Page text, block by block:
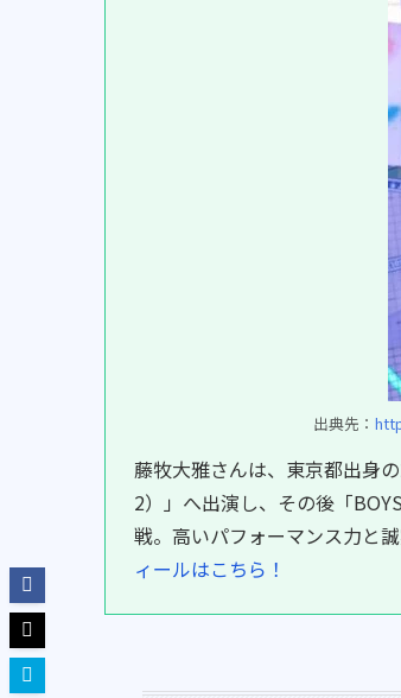
出典先：
藤牧大雅さんは、東京都出身
2）」へ出演し、その後「
戦。高いパフォーマンス力と
ィールはこちら！